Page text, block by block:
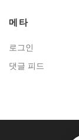
메타
로그인
댓글 피드